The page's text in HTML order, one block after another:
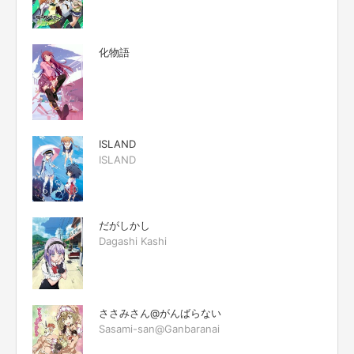
化物語
ISLAND
ISLAND
だがしかし
Dagashi Kashi
ささみさん@がんばらない
Sasami-san@Ganbaranai